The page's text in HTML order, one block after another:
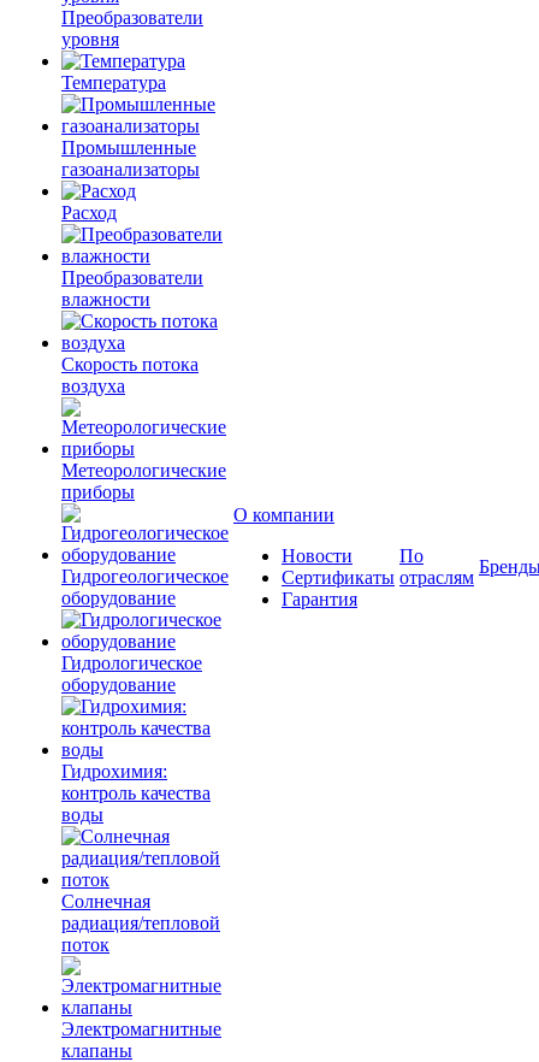
Преобразователи
уровня
Температура
Промышленные
газоанализаторы
Расход
Преобразователи
влажности
Скорость потока
воздуха
Метеорологические
приборы
Гидрогеологическое
оборудование
Гидрологическое
оборудование
Гидрохимия:
контроль качества
воды
Солнечная
радиация/тепловой
поток
Электромагнитные
клапаны
О компании
Новости
Сертификаты
Гарантия
По
отраслям